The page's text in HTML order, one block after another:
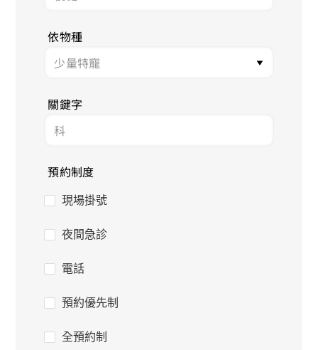
依物種
關鍵字
預約制度
現場掛號
夜間急診
電話
預約優先制
全預約制